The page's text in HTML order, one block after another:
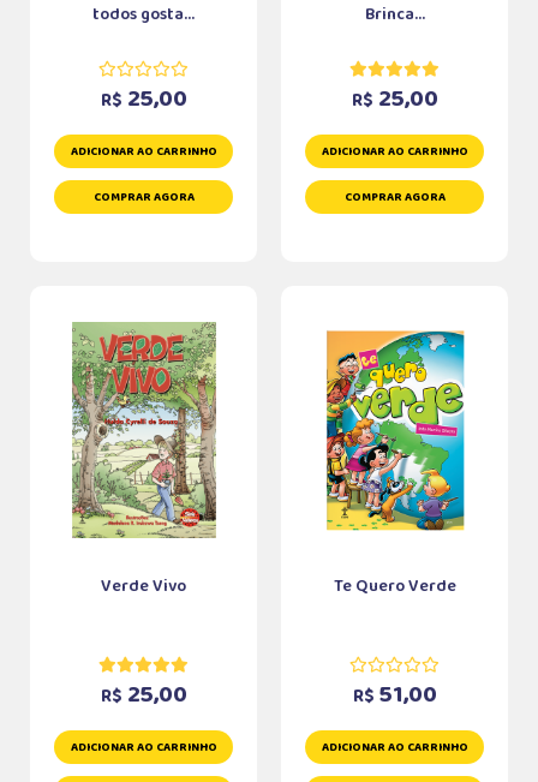
todos gosta...
R$ 25,00
ADICIONAR AO CARRINHO
COMPRAR AGORA
Brinca...
R$ 25,00
ADICIONAR AO CARRINHO
COMPRAR AGORA
Verde Vivo
R$ 25,00
ADICIONAR AO CARRINHO
Te Quero Verde
R$ 51,00
ADICIONAR AO CARRINHO